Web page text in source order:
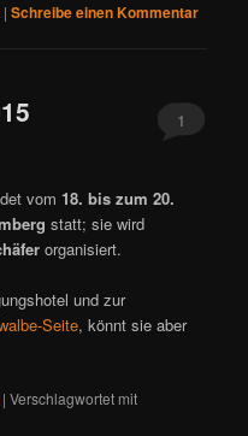
|Schreibe einen Kommentar
1
vom 18. bis zum 20.
statt; sie wird
organisiert.
und zur
Seite, könnt sie aber
|Verschlagwortet mit